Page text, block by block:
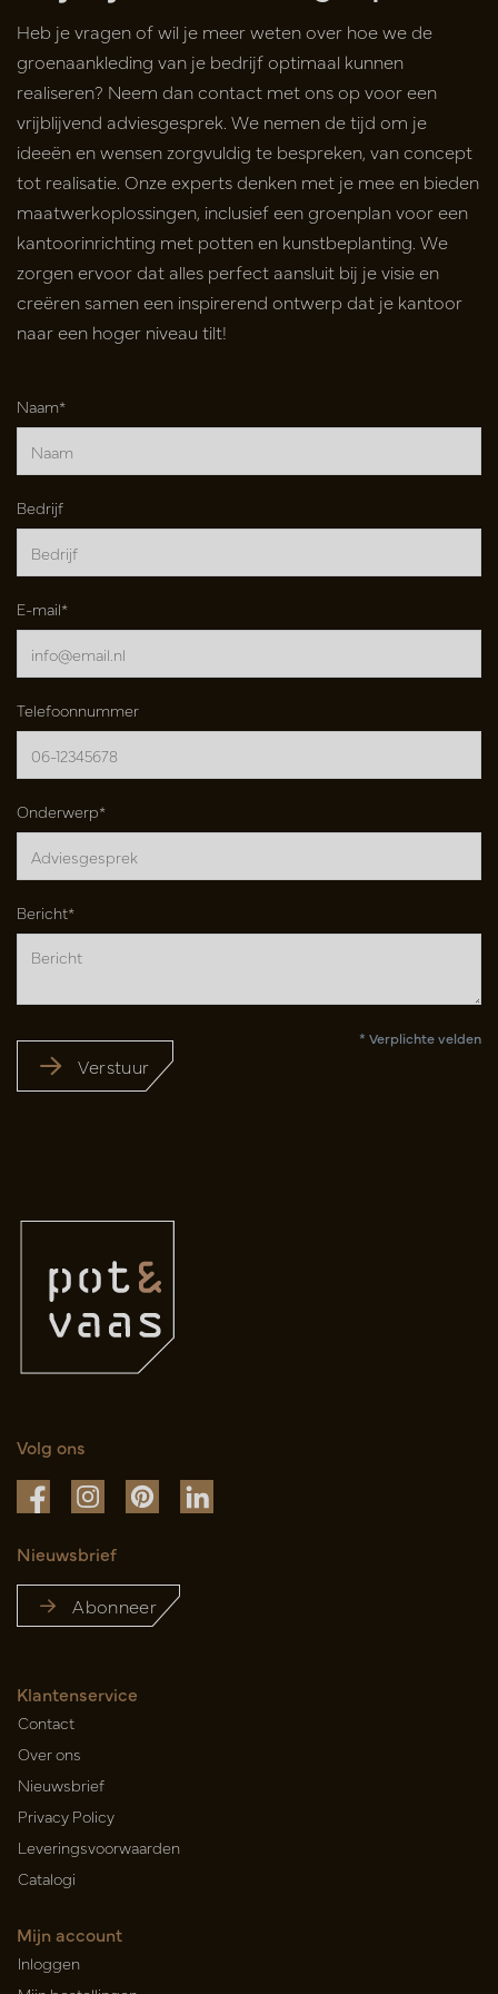
Heb je vragen of wil je meer weten over hoe we de
groenaankleding van je bedrijf optimaal kunnen
realiseren? Neem dan contact met ons op voor een
vrijblijvend adviesgesprek. We nemen de tijd om je
ideeën en wensen zorgvuldig te bespreken, van concept
tot realisatie. Onze experts denken met je mee en bieden
maatwerkoplossingen, inclusief een groenplan voor een
kantoorinrichting met potten en kunstbeplanting. We
zorgen ervoor dat alles perfect aansluit bij je visie en
creëren samen een inspirerend ontwerp dat je kantoor
naar een hoger niveau tilt!
Naam*
Bedrijf
E-mail*
Telefoonnummer
Onderwerp*
Bericht*
Verstuur
* Verplichte velden
Volg ons
Nieuwsbrief
Abonneer
Klantenservice
Contact
Over ons
Nieuwsbrief
Privacy Policy
Leveringsvoorwaarden
Catalogi
Mijn account
Inloggen